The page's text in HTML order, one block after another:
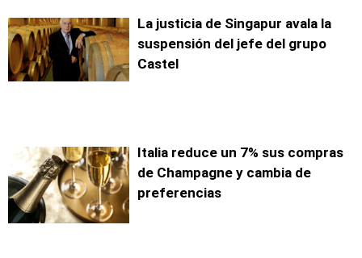
La justicia de Singapur avala la
suspensión del jefe del grupo
Castel
Italia reduce un 7% sus compras
de Champagne y cambia de
preferencias